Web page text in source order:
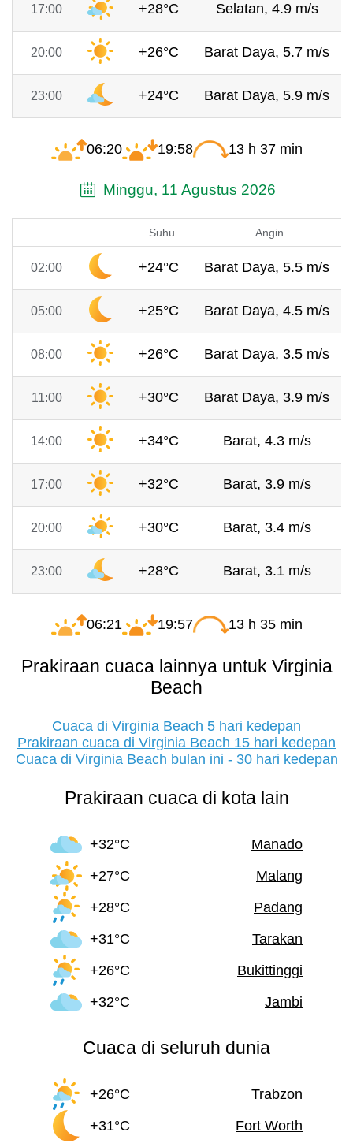
17:00 +28°C Selatan, 4.9 m/s
20:00 +26°C Barat Daya, 5.7 m/s
23:00 +24°C Barat Daya, 5.9 m/s
06:20 19:58 13 h 37 min
Minggu, 11 Agustus 2026
Suhu Angin
02:00 +24°C Barat Daya, 5.5 m/s
05:00 +25°C Barat Daya, 4.5 m/s
08:00 +26°C Barat Daya, 3.5 m/s
11:00 +30°C Barat Daya, 3.9 m/s
14:00 +34°C Barat, 4.3 m/s
17:00 +32°C Barat, 3.9 m/s
20:00 +30°C Barat, 3.4 m/s
23:00 +28°C Barat, 3.1 m/s
06:21 19:57 13 h 35 min
Prakiraan cuaca lainnya untuk Virginia
Beach
Cuaca di Virginia Beach 5 hari kedepan
Prakiraan cuaca di Virginia Beach 15 hari kedepan
Cuaca di Virginia Beach bulan ini - 30 hari kedepan
Prakiraan cuaca di kota lain
+32°C
Manado
+27°C
Malang
+28°C
Padang
+31°C
Tarakan
+26°C
Bukittinggi
+32°C
Jambi
Cuaca di seluruh dunia
+26°C
Trabzon
+31°C
Fort Worth